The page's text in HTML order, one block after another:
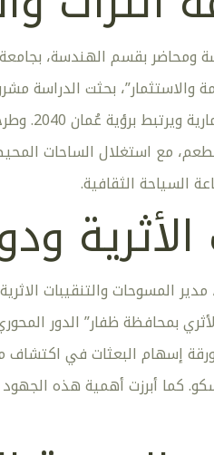
ومحاضر بقسم الهندسة،
بحثت الدراسة
سياحياً
مع استغلال الساحات
السياحة الثقافية.
الأثرية
المسوحات والتنقيبات
بمحافظة ظفار” الدور
إسهام البعثات في
كما أبرزت أهمية هذه